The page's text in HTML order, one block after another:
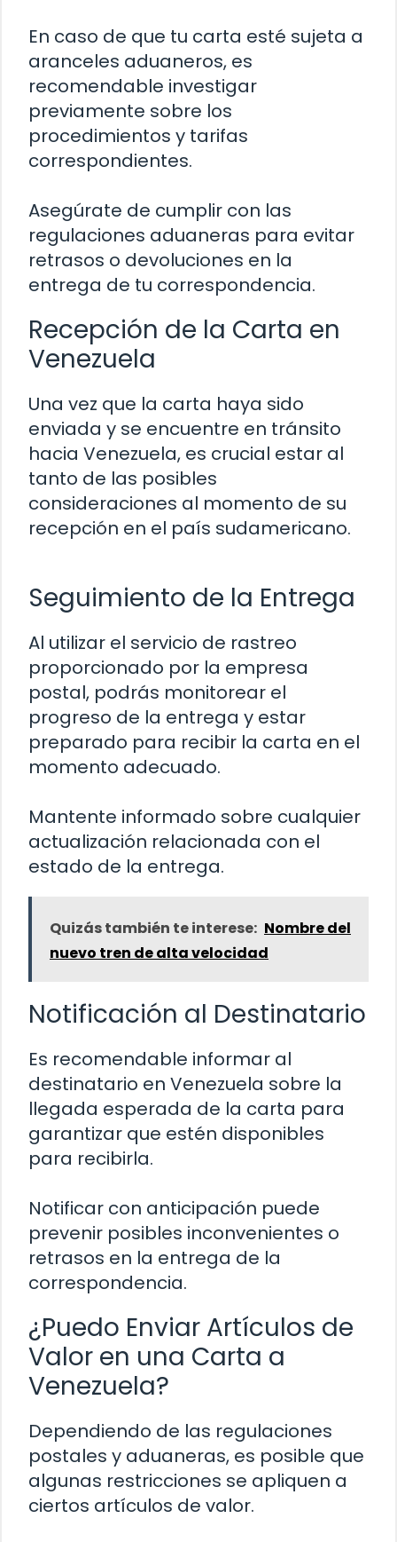
En caso de que tu carta esté sujeta a
aranceles aduaneros, es
recomendable investigar
previamente sobre los
procedimientos y tarifas
correspondientes.
Asegúrate de cumplir con las
regulaciones aduaneras para evitar
retrasos o devoluciones en la
entrega de tu correspondencia.
Recepción de la Carta en
Venezuela
Una vez que la carta haya sido
enviada y se encuentre en tránsito
hacia Venezuela, es crucial estar al
tanto de las posibles
consideraciones al momento de su
recepción en el país sudamericano.
Seguimiento de la Entrega
Al utilizar el servicio de rastreo
proporcionado por la empresa
postal, podrás monitorear el
progreso de la entrega y estar
preparado para recibir la carta en el
momento adecuado.
Mantente informado sobre cualquier
actualización relacionada con el
estado de la entrega.
Quizás también te interese: Nombre del
nuevo tren de alta velocidad
Notificación al Destinatario
Es recomendable informar al
destinatario en Venezuela sobre la
llegada esperada de la carta para
garantizar que estén disponibles
para recibirla.
Notificar con anticipación puede
prevenir posibles inconvenientes o
retrasos en la entrega de la
correspondencia.
¿Puedo Enviar Artículos de
Valor en una Carta a
Venezuela?
Dependiendo de las regulaciones
postales y aduaneras, es posible que
algunas restricciones se apliquen a
ciertos artículos de valor.